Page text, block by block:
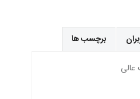
برچسب ها
عالی